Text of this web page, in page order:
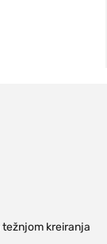
težnjom kreiranja